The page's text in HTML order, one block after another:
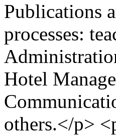
Publications
processes:
Hotel
others.</p>